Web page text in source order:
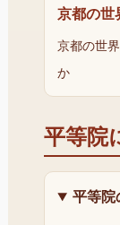
京都の世
京都の世
か
平等院
平等院